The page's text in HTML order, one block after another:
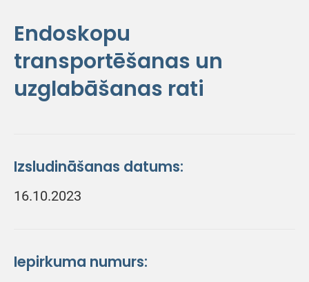
Endoskopu
transportēšanas un
uzglabāšanas rati
Izsludināšanas datums:
16.10.2023
Iepirkuma numurs: